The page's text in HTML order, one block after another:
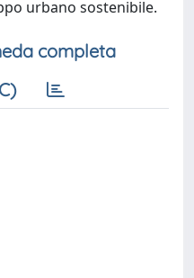
urbano sostenibile.
completa